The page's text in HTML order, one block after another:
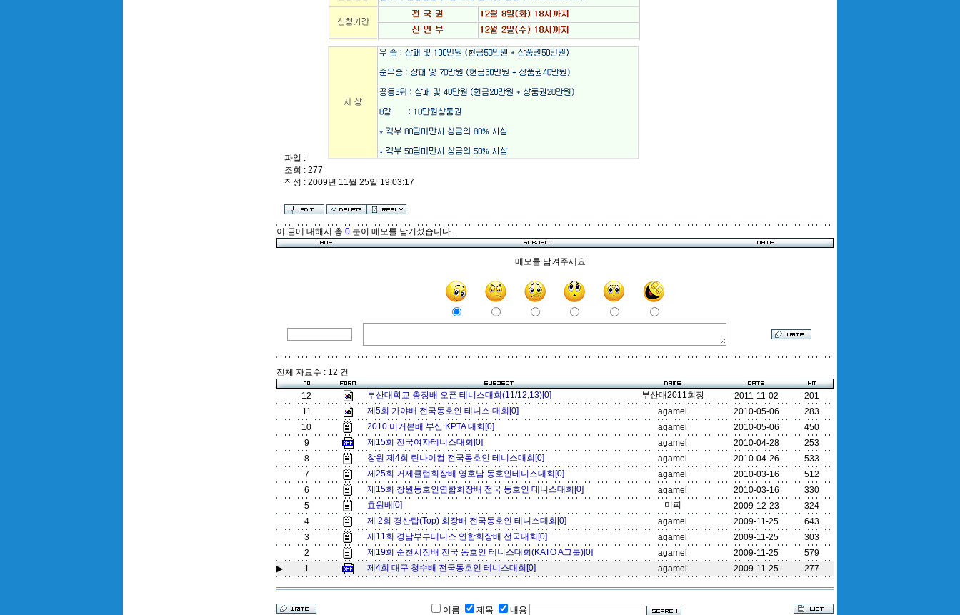
파일 :
조회 : 277
작성 : 2009년 11월 25일 19:03:17
이 글에 대해서 총 0 분이 메모를 남기셨습니다.
메모를 남겨주세요.
전체 자료수 : 12 건
12 부산대학교 총장배 오픈 테니스대회(11/12,13)[0] 부산대2011회장 2011-11-02
201
11
제5회 가야배 전국동호인 테니스 대회[0] agamel 2010-05-06
283
10
2010 머거본배 부산 KPTA 대회[0] agamel 2010-05-06
450
9
제15회 전국여자테니스대회[0] agamel 2010-04-28
253
8
창원 제4회 린나이컵 전국동호인 테니스대회[0] agamel 2010-04-26
533
7
제25회 거제클럽회장배 영호남 동호인테니스대회[0] agamel 2010-03-16
512
6
제15회 창원동호인연합회장배 전국 동호인 테니스대회[0] agamel 2010-03-16
330
5
효원배[0] 미피 2009-12-23
324
4
제 2회 경산탑(Top) 회장배 전국동호인 테니스대회[0] agamel 2009-11-25
643
3
제11회 경남부부테니스 연합회장배 전국대회[0] agamel 2009-11-25
303
2
제19회 순천시장배 전국 동호인 테니스대회(KATO A그룹)[0] agamel 2009-11-25
579
▶
1 제4회 대구 청수배 전국동호인 테니스대회[0] agamel 2009-11-25 277
이름 제목 내용